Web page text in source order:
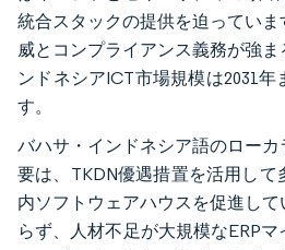
統合スタックの提供を迫ってい
威とコンプライアンス義務が強
ンドネシアICT市場規模は2031
す。
バハサ・インドネシア語のローカ
要は、TKDN優遇措置を活用して
内ソフトウェアハウスを促進し
らず、人材不足が大規模なERP